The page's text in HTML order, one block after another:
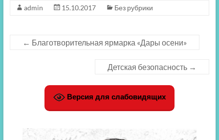
admin 15.10.2017 Без рубрики
← Благотворительная ярмарка «Дары осени»
Детская безопасность →
Версия для слабовидящих